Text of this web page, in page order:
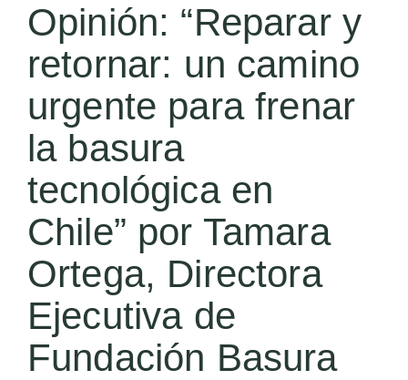
Opinión: “Reparar y
retornar: un camino
urgente para frenar
la basura
tecnológica en
Chile” por Tamara
Ortega, Directora
Ejecutiva de
Fundación Basura